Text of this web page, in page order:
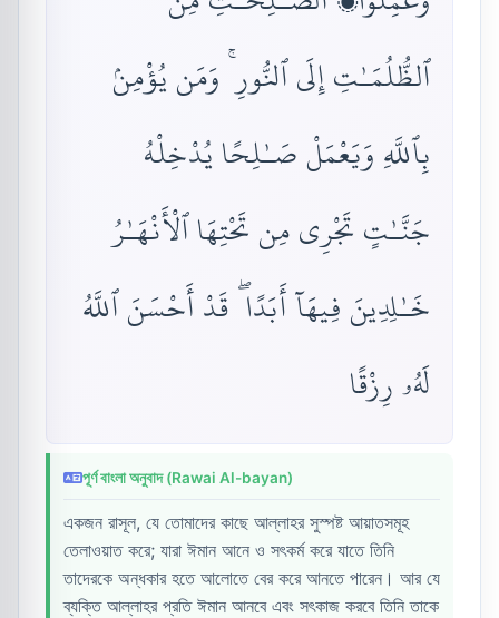
ٱلظُّلُمَـٰتِ إِلَى ٱلنُّورِ ۚ وَمَن يُؤْمِنۢ
بِٱللَّهِ وَيَعْمَلْ صَـٰلِحًا يُدْخِلْهُ
جَنَّـٰتٍ تَجْرِى مِن تَحْتِهَا ٱلْأَنْهَـٰرُ
خَـٰلِدِينَ فِيهَآ أَبَدًا ۖ قَدْ أَحْسَنَ ٱللَّهُ
لَهُۥ رِزْقًا
পূর্ণ বাংলা অনুবাদ (Rawai Al-bayan)
একজন রাসূল, যে তোমাদের কাছে আল্লাহর সুস্পষ্ট আয়াতসমূহ
তেলাওয়াত করে; যারা ঈমান আনে ও সৎকর্ম করে যাতে তিনি
তাদেরকে অন্ধকার হতে আলোতে বের করে আনতে পারেন। আর যে
ব্যক্তি আল্লাহর প্রতি ঈমান আনবে এবং সৎকাজ করবে তিনি তাকে